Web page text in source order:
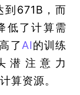
到671B，而
低了计算需
了AI的训练
潜注意力
算资源。